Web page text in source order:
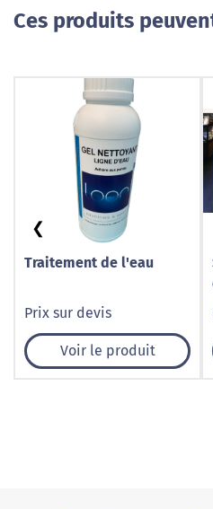
Ces produits
Traitement de l'eau
Prix sur devis
Voir le produit
❮